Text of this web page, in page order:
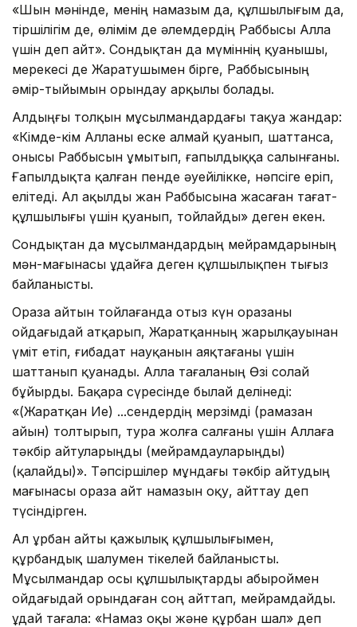
«Шын мәнінде, менің намазым да, құлшылығым да,
тіршілігім де, өлімім де әлемдердің Раббысы Алла
үшін деп айт». Сондықтан да мүміннің қуанышы,
мерекесі де Жаратушымен бірге, Раббысының
әмір-тыйымын орындау арқылы болады.
Алдыңғы толқын мұсылмандардағы тақуа жандар:
«Кімде-кім Алланы еске алмай қуанып, шаттанса,
онысы Раббысын ұмытып, ғапылдыққа салынғаны.
Ғапылдықта қалған пенде әуейілікке, нәпсіге еріп,
елітеді. Ал ақылды жан Раббысына жасаған тағат-
құлшылығы үшін қуанып, тойлайды» деген екен.
Сондықтан да мұсылмандардың мейрамдарының
мән-мағынасы Құдайға деген құлшылықпен тығыз
байланысты.
Ораза айтын тойлағанда отыз күн оразаны
ойдағыдай атқарып, Жаратқанның жарылқауынан
үміт етіп, ғибадат науқанын аяқтағаны үшін
шаттанып қуанады. Алла тағаланың Өзі солай
бұйырды. Бақара сүресінде былай делінеді:
«(Жаратқан Ие) ...сендердің мерзімді (рамазан
айын) толтырып, тура жолға салғаны үшін Аллаға
тәкбір айтуларыңды (мейрамдауларыңды)
(қалайды)». Тәпсіршілер мұндағы тәкбір айтудың
мағынасы ораза айт намазын оқу, айттау деп
түсіндірген.
Ал Құрбан айты қажылық құлшылығымен,
құрбандық шалумен тікелей байланысты.
Мұсылмандар осы құлшылықтарды абыроймен
ойдағыдай орындаған соң айттап, мейрамдайды.
Құдай тағала: «Намаз оқы және құрбан шал» деп